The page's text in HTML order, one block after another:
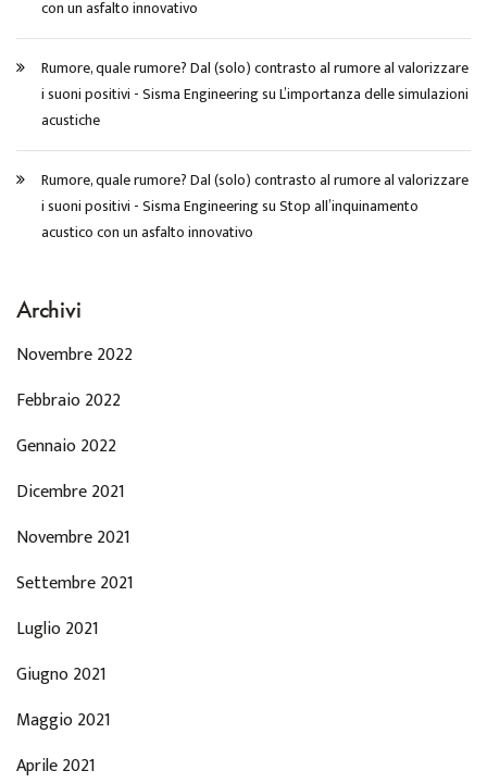
con un asfalto innovativo
Rumore, quale rumore? Dal (solo) contrasto al rumore al valorizzare
i suoni positivi - Sisma EngineeringsuL’importanza delle simulazioni
acustiche
Rumore, quale rumore? Dal (solo) contrasto al rumore al valorizzare
i suoni positivi - Sisma EngineeringsuStop all’inquinamento
acustico con un asfalto innovativo
Archivi
Novembre 2022
Febbraio 2022
Gennaio 2022
Dicembre 2021
Novembre 2021
Settembre 2021
Luglio 2021
Giugno 2021
Maggio 2021
Aprile 2021